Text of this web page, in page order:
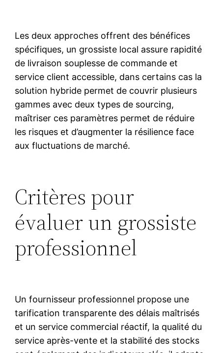
Les deux approches offrent des bénéfices
spécifiques, un grossiste local assure rapidité
de livraison souplesse de commande et
service client accessible, dans certains cas la
solution hybride permet de couvrir plusieurs
gammes avec deux types de sourcing,
maîtriser ces paramètres permet de réduire
les risques et d’augmenter la résilience face
aux fluctuations de marché.
Critères pour
évaluer un grossiste
professionnel
Un fournisseur professionnel propose une
tarification transparente des délais maîtrisés
et un service commercial réactif, la qualité du
service après-vente et la stabilité des stocks